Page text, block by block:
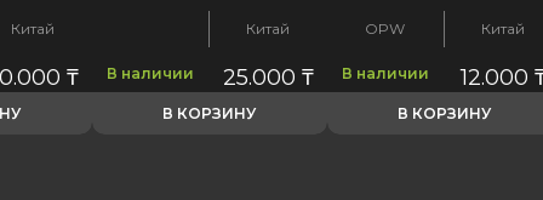
Китай
₸
Китай
В наличии 25.000 ₸
В КОРЗИНУ
OPW Китай
В наличии 12.000
В КОРЗИНУ